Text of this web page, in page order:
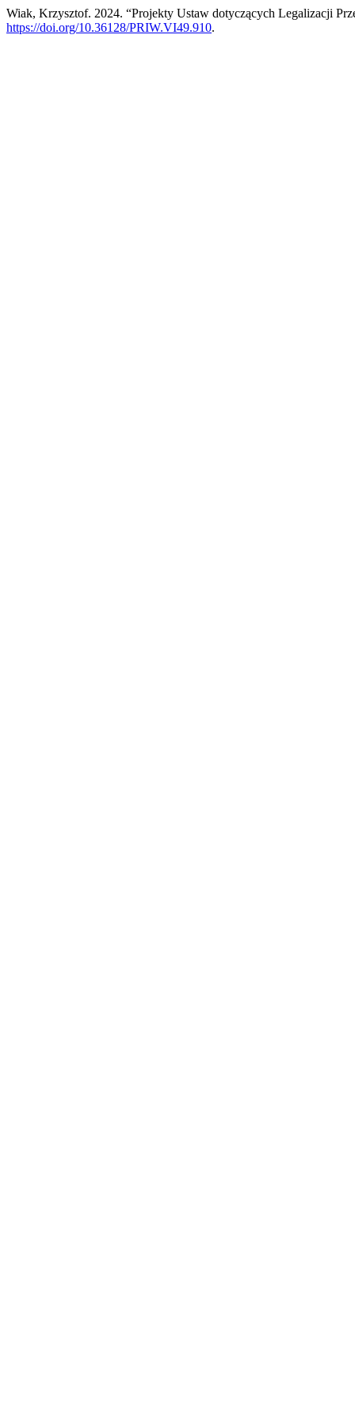
Wiak, Krzysztof. 2024. “Projekty Ustaw dotyczących Legalizacji
https://doi.org/10.36128/PRIW.VI49.910.